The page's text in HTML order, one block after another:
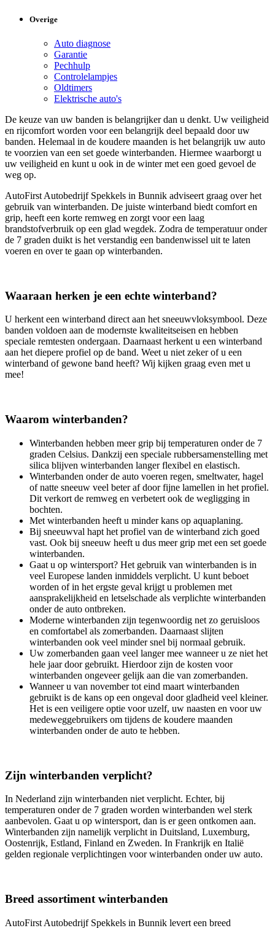
Overige
Auto diagnose
Garantie
Pechhulp
Controlelampjes
Oldtimers
Elektrische auto's
De keuze van uw banden is belangrijker dan u denkt. Uw veiligheid
en rijcomfort worden voor een belangrijk deel bepaald door uw
banden. Helemaal in de koudere maanden is het belangrijk uw auto
te voorzien van een set goede winterbanden. Hiermee waarborgt u
uw veiligheid en kunt u ook in de winter met een goed gevoel de
weg op.
AutoFirst Autobedrijf Spekkels in Bunnik adviseert graag over het
gebruik van winterbanden. De juiste winterband biedt comfort en
grip, heeft een korte remweg en zorgt voor een laag
brandstofverbruik op een glad wegdek. Zodra de temperatuur onder
de 7 graden duikt is het verstandig een bandenwissel uit te laten
voeren en over te gaan op winterbanden.
Waaraan herken je een echte winterband?
U herkent een winterband direct aan het sneeuwvloksymbool. Deze
banden voldoen aan de modernste kwaliteitseisen en hebben
speciale remtesten ondergaan. Daarnaast herkent u een winterband
aan het diepere profiel op de band. Weet u niet zeker of u een
winterband of gewone band heeft? Wij kijken graag even met u
mee!
Waarom winterbanden?
Winterbanden hebben meer grip bij temperaturen onder de 7
graden Celsius. Dankzij een speciale rubbersamenstelling met
silica blijven winterbanden langer flexibel en elastisch.
Winterbanden onder de auto voeren regen, smeltwater, hagel
of natte sneeuw veel beter af door fijne lamellen in het profiel.
Dit verkort de remweg en verbetert ook de wegligging in
bochten.
Met winterbanden heeft u minder kans op aquaplaning.
Bij sneeuwval hapt het profiel van de winterband zich goed
vast. Ook bij sneeuw heeft u dus meer grip met een set goede
winterbanden.
Gaat u op wintersport? Het gebruik van winterbanden is in
veel Europese landen inmiddels verplicht. U kunt beboet
worden of in het ergste geval krijgt u problemen met
aansprakelijkheid en letselschade als verplichte winterbanden
onder de auto ontbreken.
Moderne winterbanden zijn tegenwoordig net zo geruisloos
en comfortabel als zomerbanden. Daarnaast slijten
winterbanden ook veel minder snel bij normaal gebruik.
Uw zomerbanden gaan veel langer mee wanneer u ze niet het
hele jaar door gebruikt. Hierdoor zijn de kosten voor
winterbanden ongeveer gelijk aan die van zomerbanden.
Wanneer u van november tot eind maart winterbanden
gebruikt is de kans op een ongeval door gladheid veel kleiner.
Het is een veiligere optie voor uzelf, uw naasten en voor uw
medeweggebruikers om tijdens de koudere maanden
winterbanden onder de auto te hebben.
Zijn winterbanden verplicht?
In Nederland zijn winterbanden niet verplicht. Echter, bij
temperaturen onder de 7 graden worden winterbanden wel sterk
aanbevolen. Gaat u op wintersport, dan is er geen ontkomen aan.
Winterbanden zijn namelijk verplicht in Duitsland, Luxemburg,
Oostenrijk, Estland, Finland en Zweden. In Frankrijk en Italië
gelden regionale verplichtingen voor winterbanden onder uw auto.
Breed assortiment winterbanden
AutoFirst Autobedrijf Spekkels in Bunnik levert een breed